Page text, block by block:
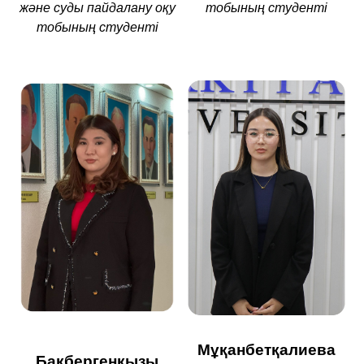
және суды пайдалану оқу
тобының студенті
тобының студенті
Мұқанбетқалиева